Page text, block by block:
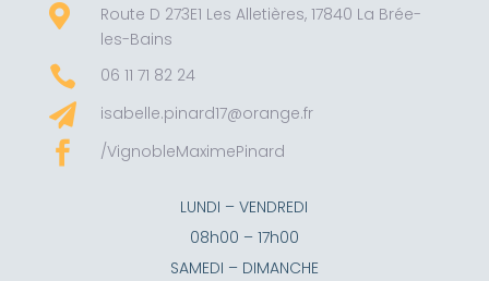

Route D 273E1 Les Alletières, 17840 La Brée-
les-Bains
 06 11 71 82 24
 isabelle.pinard17@orange.fr
 /VignobleMaximePinard
LUNDI – VENDREDI
08h00 – 17h00
SAMEDI – DIMANCHE